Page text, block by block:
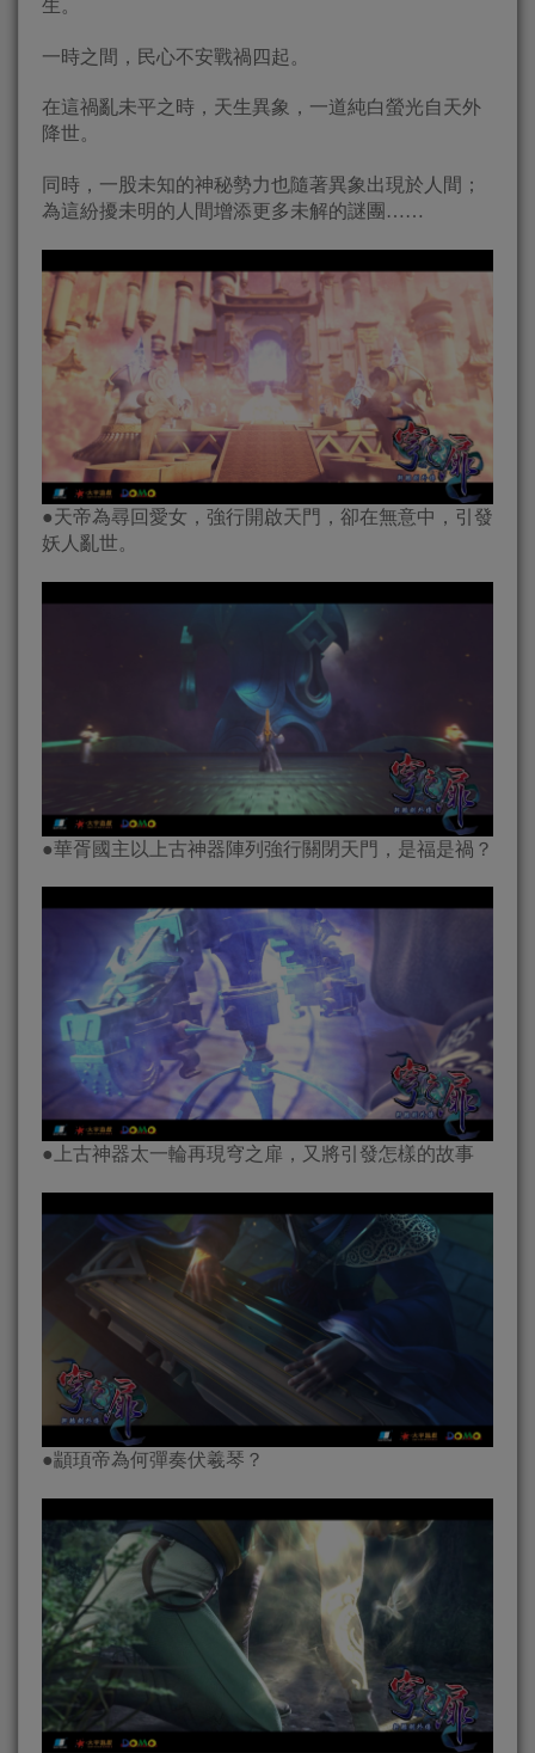
生。
一時之間，民心不安戰禍四起。
在這禍亂未平之時，天生異象，一道純白螢光自天外
降世。
同時，一股未知的神秘勢力也隨著異象出現於人間；
為這紛擾未明的人間增添更多未解的謎團……
●天帝為尋回愛女，強行開啟天門，卻在無意中，引發
妖人亂世。
●華胥國主以上古神器陣列強行關閉天門，是福是禍？
●上古神器太一輪再現穹之扉，又將引發怎樣的故事
●顓頊帝為何彈奏伏羲琴？